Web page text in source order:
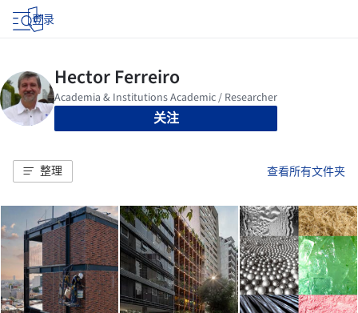
登录
关注
整理 查看所有文件夹